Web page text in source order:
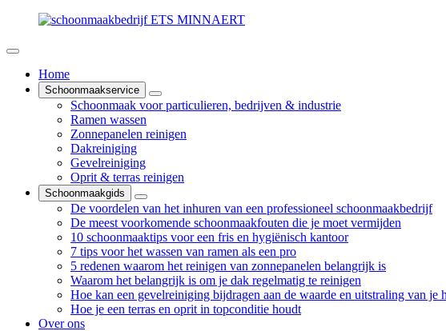
Home
Schoonmaakservice
Schoonmaak voor particulieren, bedrijven & industrie
Ramen wassen
Zonnepanelen reinigen
Dakreiniging
Gevelreiniging
Oprit & terras reinigen
Schoonmaakgids
De voordelen van het inhuren van een professioneel schoonmaakbedrijf
De meest voorkomende schoonmaakfouten die je moet vermijden
10 schoonmaaktips voor een fris en hygiënisch kantoor
7 tips voor het wassen van ramen als een pro
5 redenen waarom het reinigen van zonnepanelen belangrijk is
Waarom het belangrijk is om je dak regelmatig te reinigen
Hoe kan een gevelreiniging bijdragen aan de waarde en uitstraling van je
Hoe je een terras en oprit in topconditie houdt
Over ons